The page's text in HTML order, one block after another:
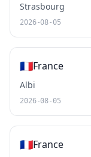
Strasbourg
2026-08-05
🇫🇷France
Albi
2026-08-05
🇫🇷France